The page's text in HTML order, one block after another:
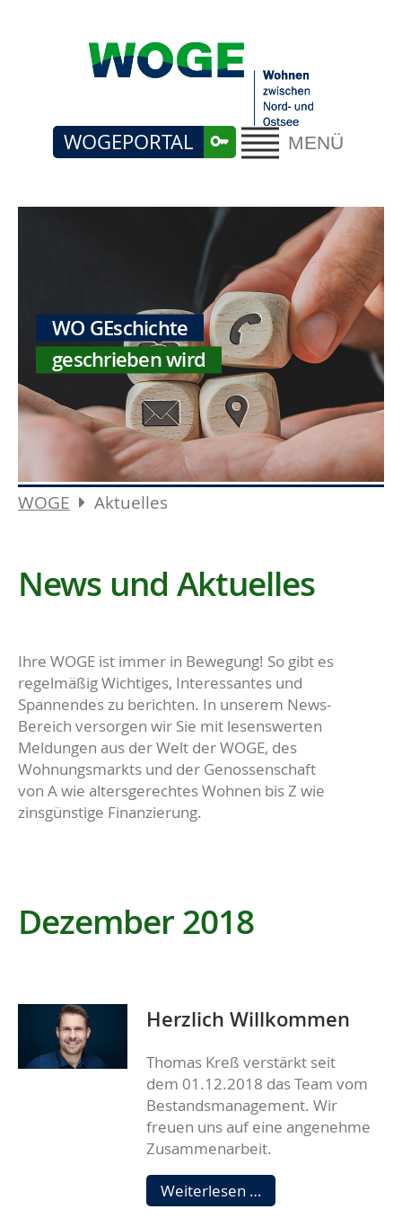
MENÜ
WOGEPORTAL
WO GEschichte
geschrieben wird
WOGE Aktuelles
News und Aktuelles
Ihre WOGE ist immer in Bewegung! So gibt es
regelmäßig Wichtiges, Interessantes und
Spannendes zu berichten. In unserem News-
Bereich versorgen wir Sie mit lesenswerten
Meldungen aus der Welt der WOGE, des
Wohnungsmarkts und der Genossenschaft
von A wie altersgerechtes Wohnen bis Z wie
zinsgünstige Finanzierung.
Dezember 2018
Herzlich Willkommen
Thomas Kreß verstärkt seit
dem 01.12.2018 das Team vom
Bestandsmanagement. Wir
freuen uns auf eine angenehme
Zusammenarbeit.
Weiterlesen … Herzlich
Willkommen